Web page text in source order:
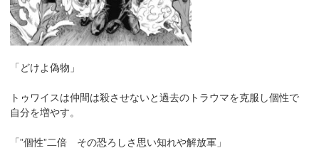
「どけよ偽物」
トゥワイスは仲間は殺させないと過去のトラウマを克服し個性で
自分を増やす。
「”個性”二倍 その恐ろしさ思い知れや解放軍」